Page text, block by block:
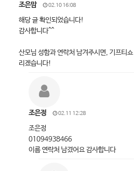
조은맘 02.10 16:08
해당 글 확인되었습니다!
감사합니다^^
산모님 성함과 연락처 남겨주시면, 기프티
리겠습니다!
조은정 02.11 12:28
조은정
01094938466
이름 연락처 남겼어요 감사합니다